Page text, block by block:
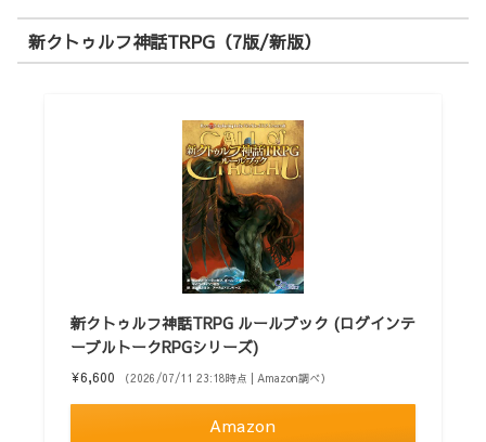
新クトゥルフ神話TRPG（7版/新版）
新クトゥルフ神話TRPG ルールブック (ログインテ
ーブルトークRPGシリーズ)
¥6,600 （2026/07/11 23:18時点 | Amazon調べ）
Amazon